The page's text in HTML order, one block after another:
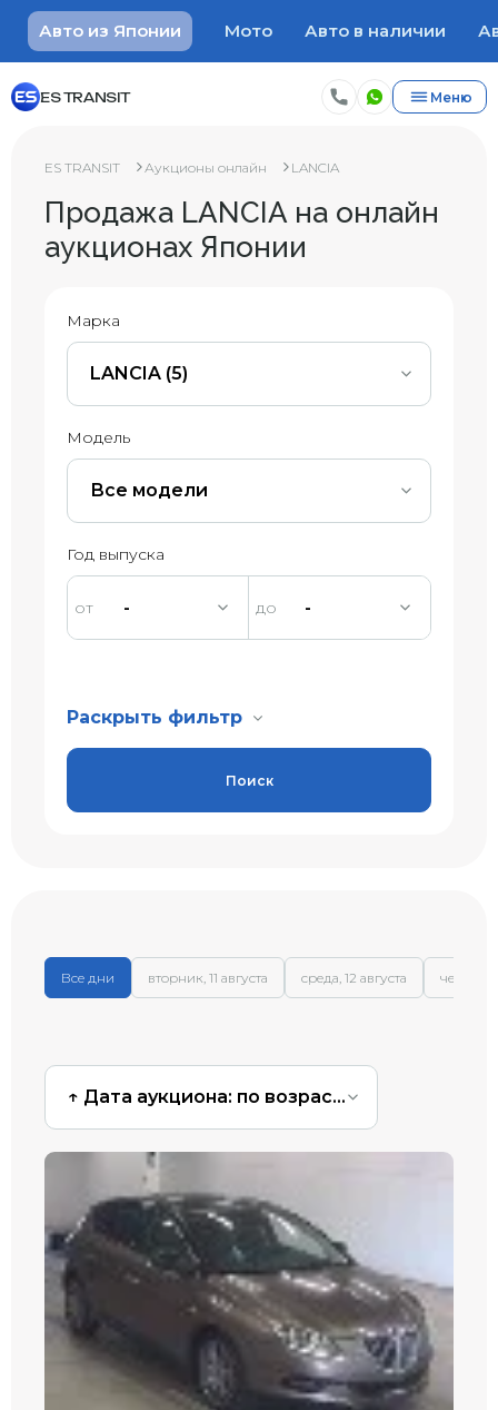
Авто из Японии Мото Авто в наличии
ES TRANSIT Меню
ES TRANSIT Аукционы онлайн LANCIA
Продажа LANCIA на онлайн
аукционах Японии
Марка
LANCIA (5)
Модель
Все модели
Год выпуска
- -
Раскрыть фильтр
Поиск
Все дни вторник, 11 августа среда, 12 августа четверг,
↑ Дата аукциона: по возрастанию